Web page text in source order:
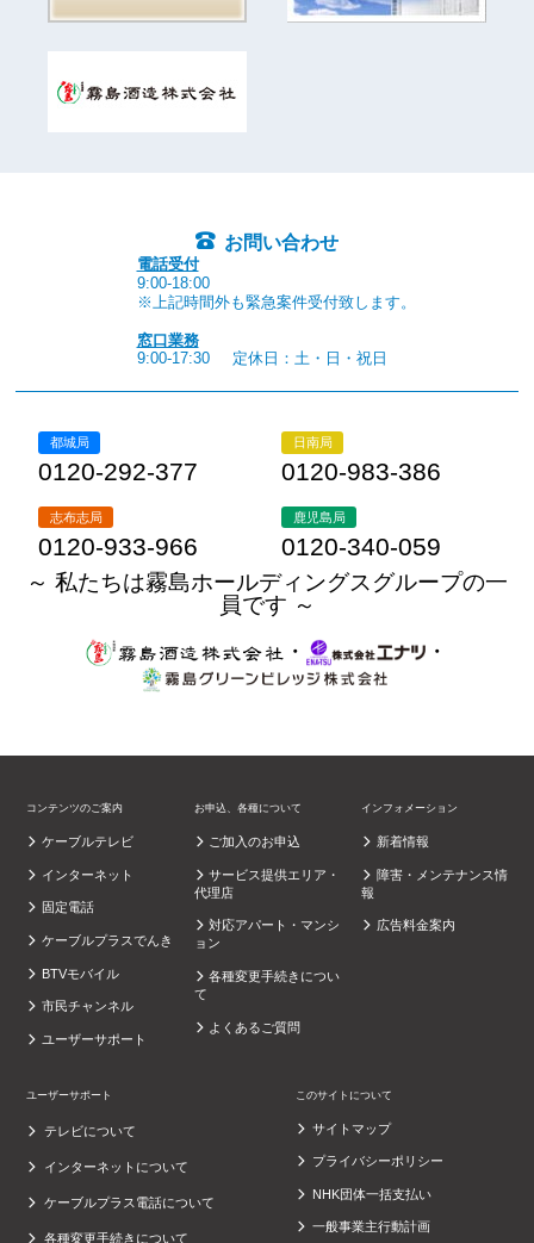
お問い合わせ
電話受付
9:00-18:00
※上記時間外も緊急案件受付致します。
窓口業務
9:00-17:30
定休日：土・日・祝日
都城局
0120-292-377
日南局
0120-983-386
志布志局
0120-933-966
鹿児島局
0120-340-059
～ 私たちは霧島ホールディングスグループの一
員です ～
・
・
コンテンツのご案内
ケーブルテレビ
インターネット
固定電話
ケーブルプラスでんき
BTVモバイル
市民チャンネル
ユーザーサポート
お申込、各種について
ご加入のお申込
サービス提供エリア・
代理店
対応アパート・マンシ
ョン
各種変更手続きについ
て
よくあるご質問
インフォメーション
新着情報
障害・メンテナンス情
報
広告料金案内
ユーザーサポート
テレビについて
インターネットについて
ケーブルプラス電話について
各種変更手続きについて
このサイトについて
サイトマップ
プライバシーポリシー
NHK団体一括支払い
一般事業主行動計画